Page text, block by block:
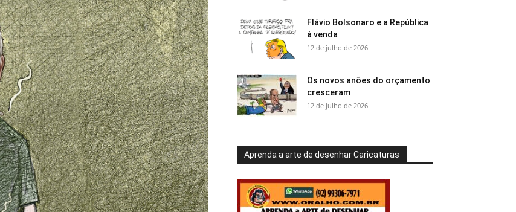
Flávio Bolsonaro e a República
à venda
12 de julho de 2026
Os novos anões do orçamento
cresceram
12 de julho de 2026
Aprenda a arte de desenhar Caricaturas